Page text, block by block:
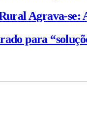
Agrava-se:
para